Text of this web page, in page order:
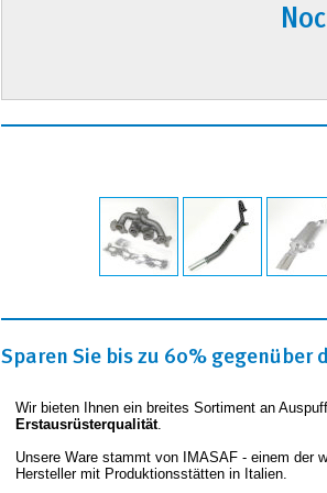
Sparen Sie bis zu 60%
Wir bieten Ihnen ein breites Sortiment an
Erstausrüsterqualität.
Unsere Ware stammt von IMASAF - einem der
Hersteller mit Produktionsstätten in Italien.